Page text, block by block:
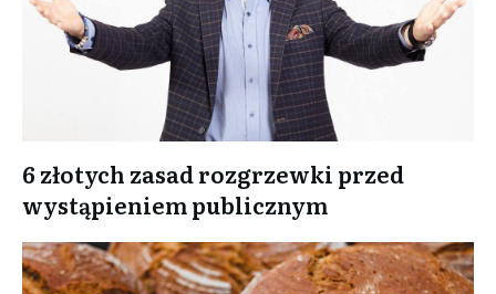
6 złotych zasad rozgrzewki przed
wystąpieniem publicznym